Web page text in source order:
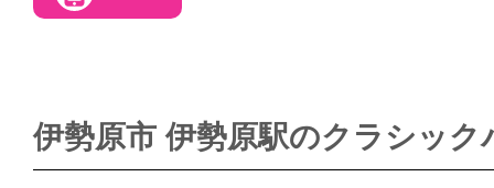
伊勢原市 伊勢原駅のクラシッ